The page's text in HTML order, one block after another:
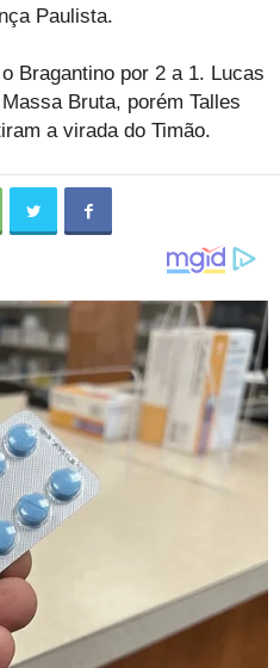
Paulista.
Bragantino por 2 a 1. Lucas
Bruta, porém Talles
a virada do Timão.